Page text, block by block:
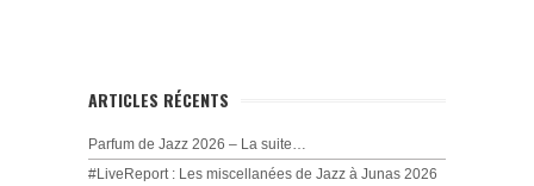
ARTICLES RÉCENTS
Parfum de Jazz 2026 – La suite…
#LiveReport : Les miscellanées de Jazz à Junas 2026